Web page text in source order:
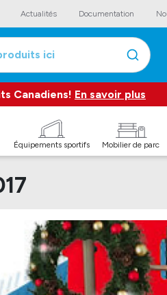
Actualités Documentation
ici
Canadiens! En savoir plus
Équipements sportifs Mobilier de parc